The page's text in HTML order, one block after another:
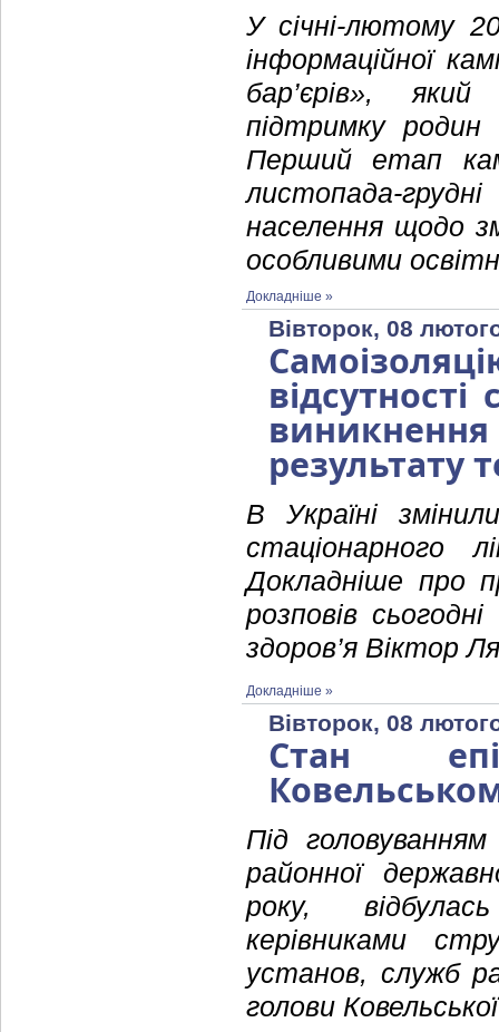
У січні-лютому
інформаційної
бар’єрів»,
підтримку
Перший етап
листопада-
населення щодо
особливими
Докладніше »
Вівторок, 08
результату
В Україні
стаціонарного
Докладніше про
розповів
здоров’я Віктор
Докладніше »
Вівторок, 08
Стан
Під
районної
року,
керівниками
установ, служб
голови